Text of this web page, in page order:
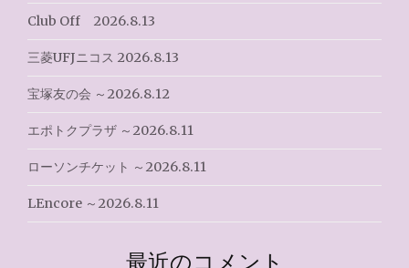
Club Off 2026.8.13
三菱UFJニコス 2026.8.13
宝塚友の会 ～2026.8.12
エポトクプラザ ～2026.8.11
ローソンチケット ～2026.8.11
LEncore ～2026.8.11
最近のコメント